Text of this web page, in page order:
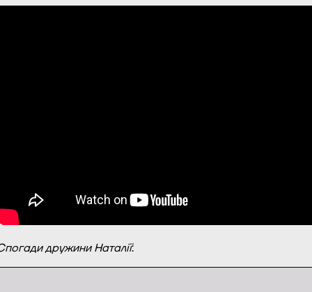
дружини Наталії: